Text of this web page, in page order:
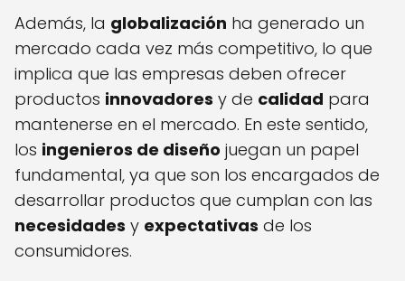
Además, la globalización ha generado un
mercado cada vez más competitivo, lo que
implica que las empresas deben ofrecer
productos innovadores y de calidad para
mantenerse en el mercado. En este sentido,
los ingenieros de diseño juegan un papel
fundamental, ya que son los encargados de
desarrollar productos que cumplan con las
necesidades y expectativas de los
consumidores.